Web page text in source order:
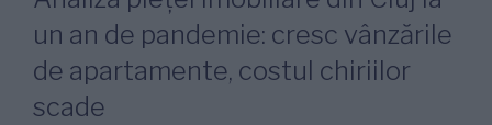
un an de pandemie: cresc vânzările
de apartamente, costul chiriilor
scade